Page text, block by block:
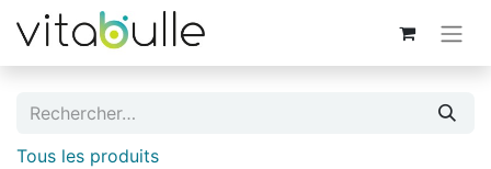
Tous les produits